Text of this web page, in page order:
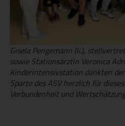
Gisela Pengemann (li.),
sowie Stationsärztin Veronica
Kinderintensivstation dankten
Sparte des ASV herzlich für
Verbundenheit und